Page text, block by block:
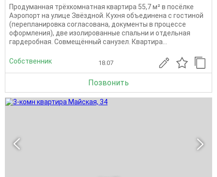
Продуманная трёхкомнатная квартира 55,7 м² в посёлке
Аэропорт на улице Звёздной. Кухня объединена с гостиной
(перепланировка согласована, документы в процессе
оформления), две изолированные спальни и отдельная
гардеробная. Совмещённый санузел. Квартира...
Собственник 18.07
Позвонить